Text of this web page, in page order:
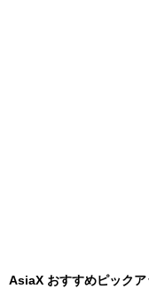
AsiaX おすすめピックア